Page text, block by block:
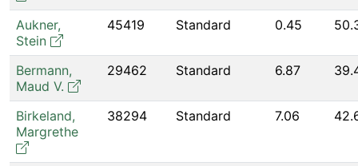
Aukner,
Stein
45419 Standard 0.45
Bermann,
Maud V.
29462 Standard 6.87
Birkeland,
Margrethe
38294 Standard 7.06